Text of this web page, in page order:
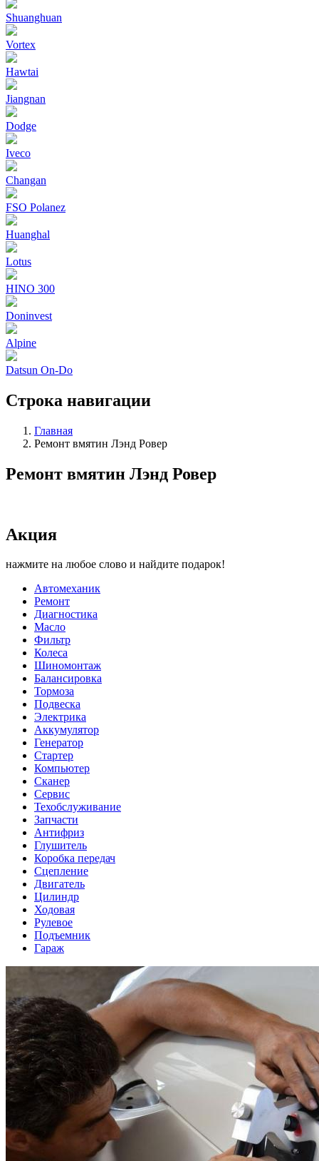
Shuanghuan
Vortex
Hawtai
Jiangnan
Dodge
Iveco
Changan
FSO Polanez
Huanghal
Lotus
HINO 300
Doninvest
Alpine
Datsun On-Do
Строка навигации
Главная
Ремонт вмятин Лэнд Ровер
Ремонт вмятин Лэнд Ровер
Акция
нажмите на любое слово и найдите подарок!
Автомеханик
Ремонт
Диагностика
Масло
Фильтр
Колеса
Шиномонтаж
Балансировка
Тормоза
Подвеска
Электрика
Аккумулятор
Генератор
Стартер
Компьютер
Сканер
Сервис
Техобслуживание
Запчасти
Антифриз
Глушитель
Коробка передач
Сцепление
Двигатель
Цилиндр
Ходовая
Рулевое
Подъемник
Гараж